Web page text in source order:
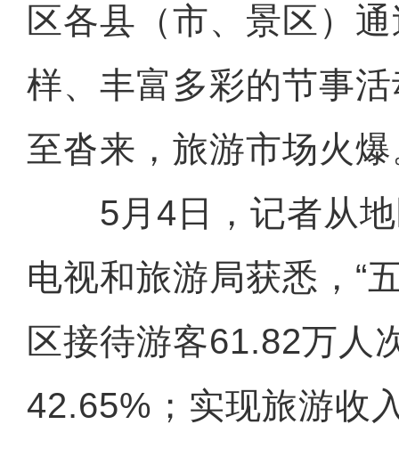
区各县（市、景区）
样、丰富多彩的节事
至沓来，旅游市场火
5月4日，记者从地
电视和旅游局获悉，“
区接待游客61.82万人
42.65%；实现旅游收